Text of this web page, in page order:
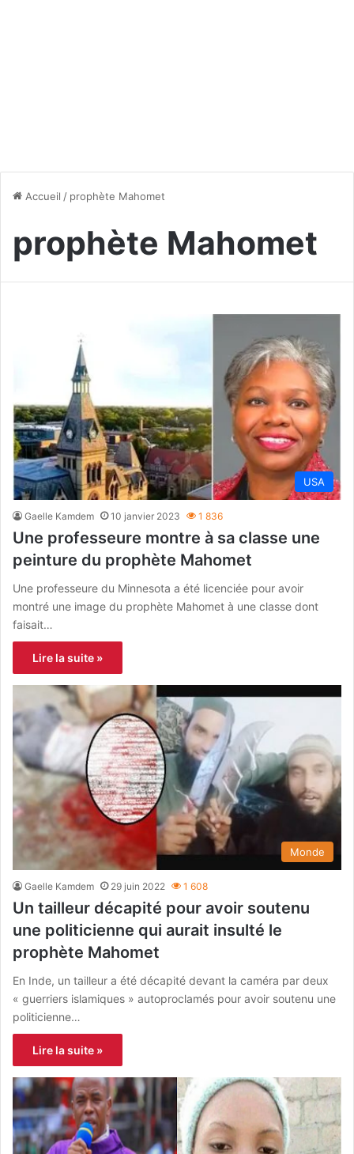
Accueil / prophète Mahomet
prophète Mahomet
USA
Gaelle Kamdem 10 janvier 2023 1 836
Une professeure montre à sa classe une
peinture du prophète Mahomet
Une professeure du Minnesota a été licenciée pour avoir
montré une image du prophète Mahomet à une classe dont
faisait…
Lire la suite »
Monde
Gaelle Kamdem 29 juin 2022 1 608
Un tailleur décapité pour avoir soutenu
une politicienne qui aurait insulté le
prophète Mahomet
En Inde, un tailleur a été décapité devant la caméra par deux
« guerriers islamiques » autoproclamés pour avoir soutenu une
politicienne…
Lire la suite »